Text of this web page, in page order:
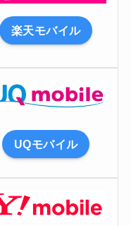
楽天モバイル
UQモバイル